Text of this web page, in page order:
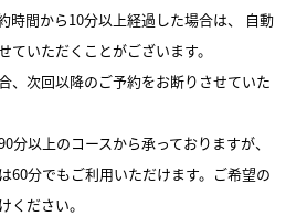
時間から10分以上経過した場合は、 自動
ていただくことがございます。
、次回以降のご予約をお断りさせていた
以上のコースから承っておりますが、
60分でもご利用いただけます。ご希望の
ください。